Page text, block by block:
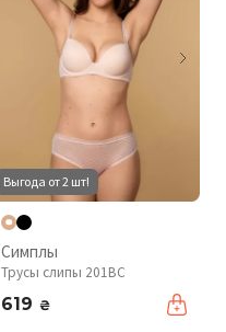
Выгода от 2 шт!
Симплы
Трусы слипы 201BC
619 ₴